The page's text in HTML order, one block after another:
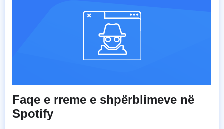
Faqe e rreme e shpërblimeve në
Spotify